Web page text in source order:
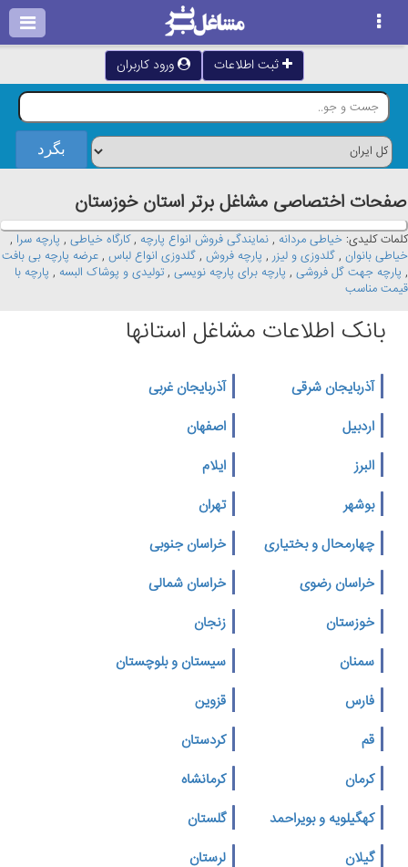
ثبت اطلاعات ورود کاربران
صفحات اختصاصی مشاغل برتر استان خوزستان
کلمات کلیدی: خیاطی مردانه , نمایندگی فروش انواع پارچه ,کارگاه خیاطی , پارچه سرا ,
خیاطی بانوان , گلدوزی و لیزر , پارچه فروش , گلدوزی انواع لباس , عرضه پارچه بی بافت
, پارچه جهت گل فروشی , پارچه برای پارچه نویسی , تولیدی و پوشاک البسه , پارچه با
قیمت مناسب
بانک اطلاعات مشاغل استانها
آذربایجان شرقی
آذربایجان غربی
اردبیل
اصفهان
البرز
ایلام
بوشهر
تهران
چهارمحال و بختیاری
خراسان جنوبی
خراسان رضوی
خراسان شمالی
خوزستان
زنجان
سمنان
سیستان و بلوچستان
فارس
قزوین
قم
کردستان
کرمان
کرمانشاه
کهگیلویه و بویراحمد
گلستان
گیلان
لرستان